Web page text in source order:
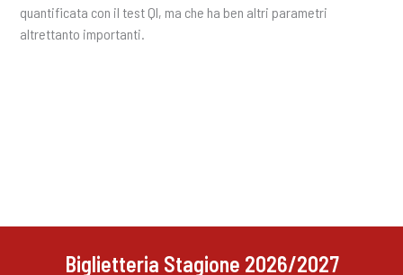
quantificata con il test QI, ma che ha ben altri parametri
altrettanto importanti.
Biglietteria Stagione 2026/2027